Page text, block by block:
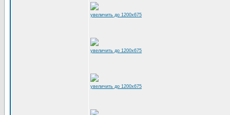
увеличить до 1200x675
увеличить до 1200x675
увеличить до 1200x675